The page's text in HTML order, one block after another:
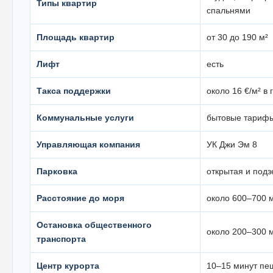
Типы квартир
спальнями
Площадь квартир от 30 до 190 м²
Лифт есть
Такса поддержки около 16 €/м² в
Коммунальные услуги бытовые
Управляющая компания УК Джи Эм 8
Парковка открытая и
Расстояние до моря около 600–700
Остановка общественного
транспорта
около 200–300
Центр курорта 10–15 минут